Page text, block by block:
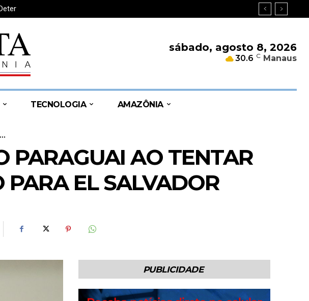
sábado, agosto 8, 2026
30.6 C Manaus
TECNOLOGIA AMAZÔNIA
PARAGUAI AO TENTAR
PARA EL SALVADOR
PUBLICIDADE